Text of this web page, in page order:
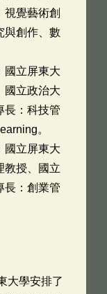
視覺藝術創
與創作、數
國立屏東大
國立政治大
長：科技管
。
國立屏東大
教授、國立
長：創業管
大學安排了